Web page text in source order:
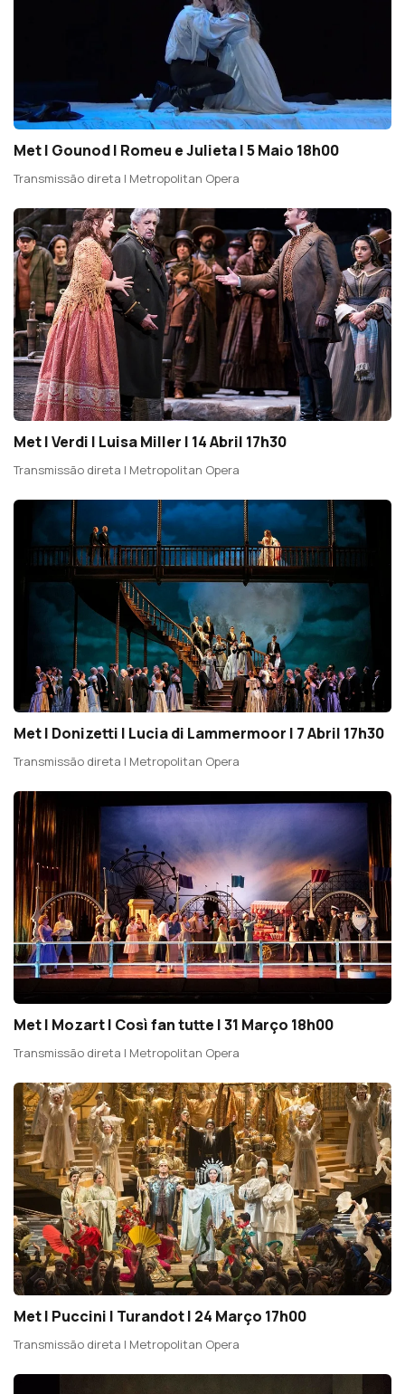
Met | Gounod | Romeu e Julieta | 5 Maio 18h00
Transmissão direta | Metropolitan Opera
Met | Verdi | Luisa Miller | 14 Abril 17h30
Transmissão direta | Metropolitan Opera
Met | Donizetti | Lucia di Lammermoor | 7 Abril 17h30
Transmissão direta | Metropolitan Opera
Met | Mozart | Così fan tutte | 31 Março 18h00
Transmissão direta | Metropolitan Opera
Met | Puccini | Turandot | 24 Março 17h00
Transmissão direta | Metropolitan Opera